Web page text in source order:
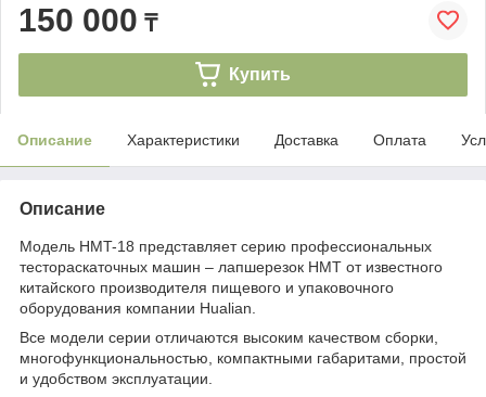
150 000 ₸
Купить
Описание Характеристики Доставка Оплата
Описание
Модель HMT-18 представляет серию профессиональных
тестораскаточных машин – лапшерезок HMT от известного
китайского производителя пищевого и упаковочного
оборудования компании Hualian.
Все модели серии отличаются высоким качеством сборки,
многофункциональностью, компактными габаритами, простой
и удобством эксплуатации.